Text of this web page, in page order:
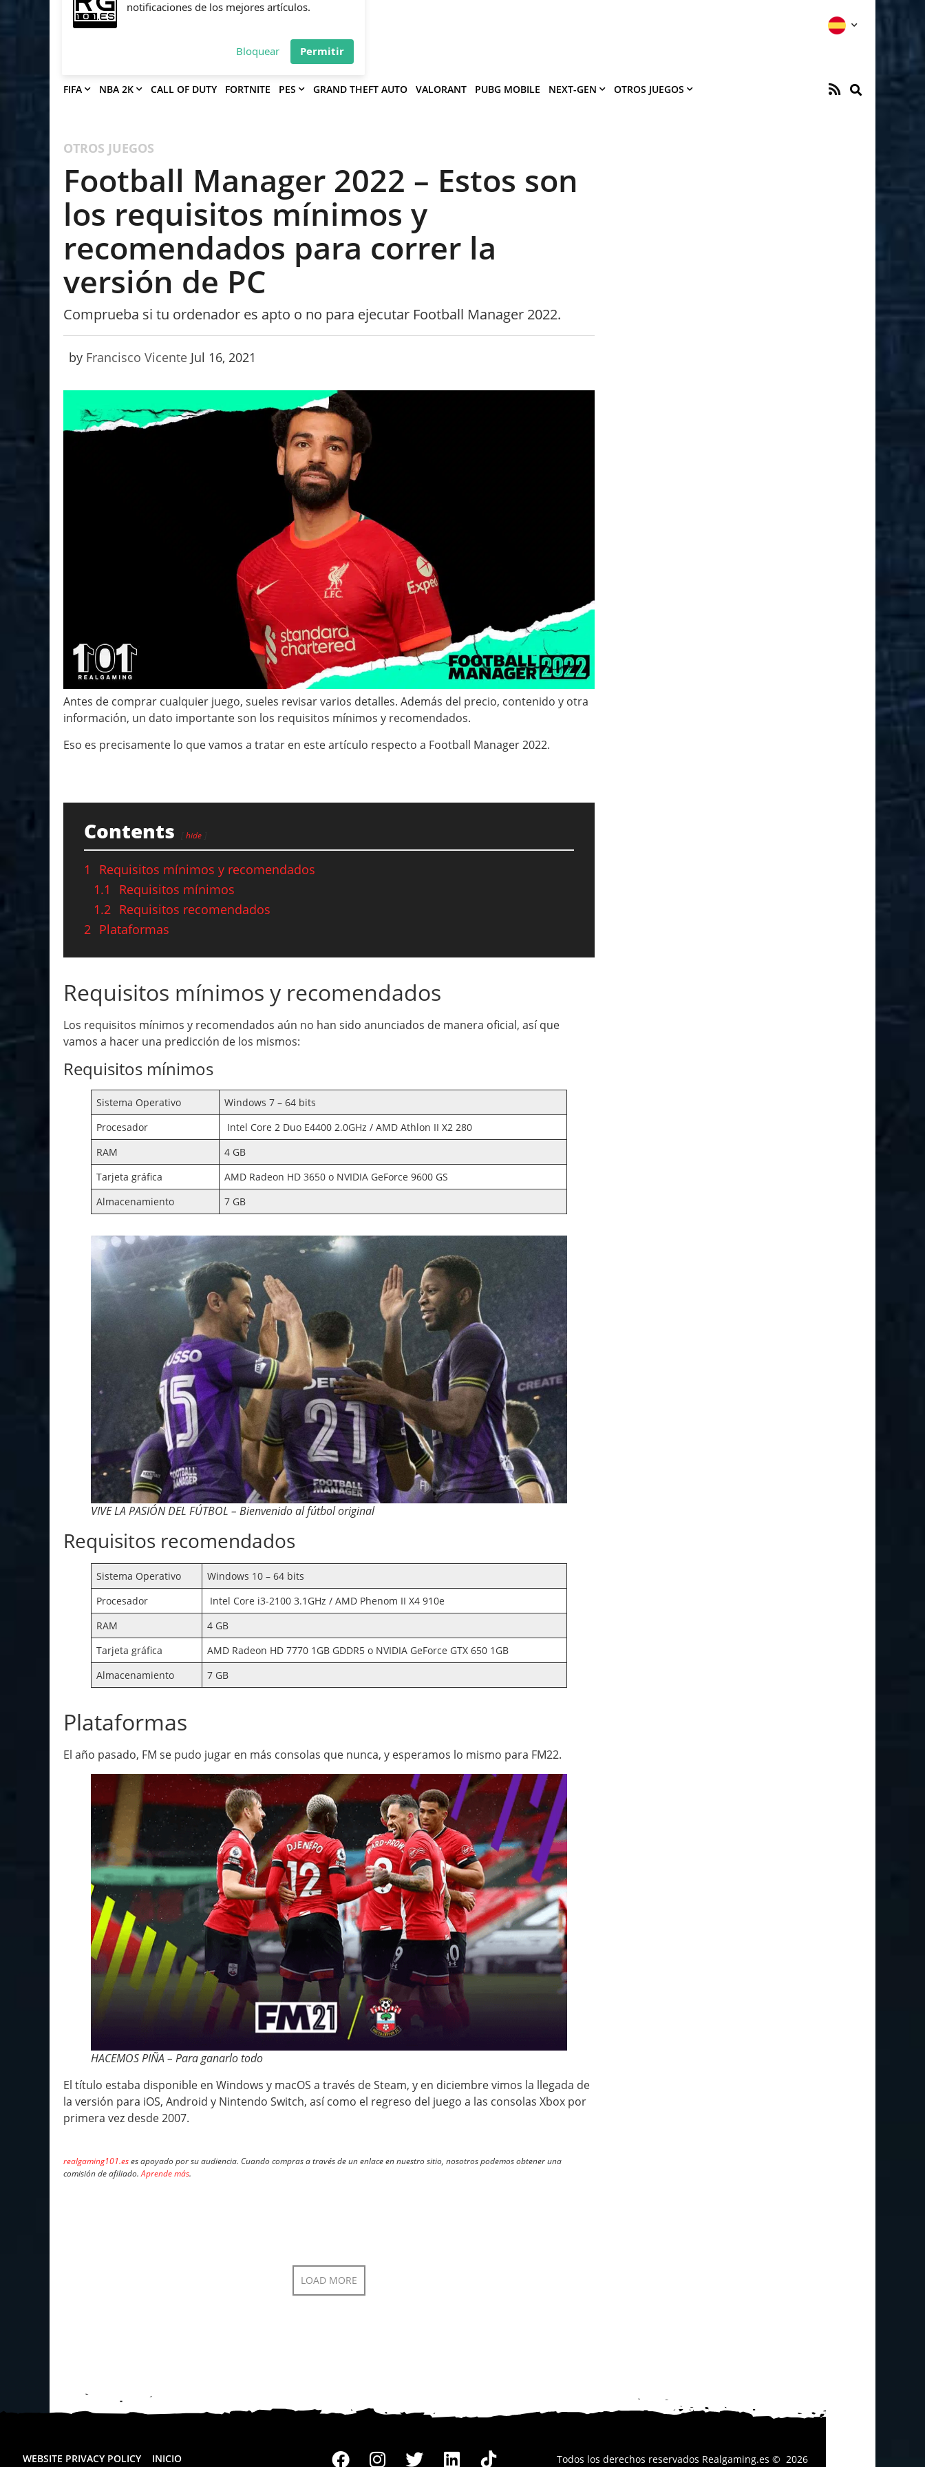
FIFA NBA 2K CALL OF DUTY FORTNITE PES GRAND THEFT AUTO VALORANT PUBG MOBILE NEXT-GEN OTROS JUEGOS
OTROS JUEGOS
Football Manager 2022 – Estos son
los requisitos mínimos y
recomendados para correr la
versión de PC
Comprueba si tu ordenador es apto o no para ejecutar Football Manager 2022.
by Francisco Vicente Jul 16, 2021
Antes de comprar cualquier juego, sueles revisar varios detalles. Además del precio, contenido y otra
información, un dato importante son los requisitos mínimos y recomendados.
Eso es precisamente lo que vamos a tratar en este artículo respecto a Football Manager 2022.
Contents hide
1
Requisitos mínimos y recomendados
1.1
Requisitos mínimos
1.2 Requisitos recomendados
2 Plataformas
Requisitos mínimos y recomendados
Los requisitos mínimos y recomendados aún no han sido anunciados de manera oficial, así que
vamos a hacer una predicción de los mismos:
Requisitos mínimos
Sistema Operativo
Windows 7 – 64 bits
Procesador
Intel Core 2 Duo E4400 2.0GHz / AMD Athlon II X2 280
RAM
4 GB
Tarjeta gráfica
AMD Radeon HD 3650 o NVIDIA GeForce 9600 GS
Almacenamiento
7 GB
VIVE LA PASIÓN DEL FÚTBOL – Bienvenido al fútbol original
Requisitos recomendados
Sistema Operativo
Windows 10 – 64 bits
Procesador
Intel Core i3-2100 3.1GHz / AMD Phenom II X4 910e
RAM
4 GB
Tarjeta gráfica
AMD Radeon HD 7770 1GB GDDR5 o NVIDIA GeForce GTX 650 1GB
Almacenamiento
7 GB
Plataformas
El año pasado, FM se pudo jugar en más consolas que nunca, y esperamos lo mismo para FM22.
HACEMOS PIÑA – Para ganarlo todo
El título estaba disponible en Windows y macOS a través de Steam, y en diciembre vimos la llegada de
la versión para iOS, Android y Nintendo Switch, así como el regreso del juego a las consolas Xbox por
primera vez desde 2007.
realgaming101.eses apoyado por su audiencia. Cuando compras a través de un enlace en nuestro sitio, nosotros podemos obtener una
comisión de afiliado.Aprende más.
LOAD MORE
WEBSITE PRIVACY POLICY
INICIO
Todos los derechos reservados Realgaming.es © 2026